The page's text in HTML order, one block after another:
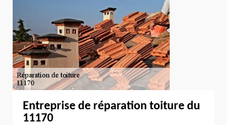
Entreprise de réparation toiture du
11170